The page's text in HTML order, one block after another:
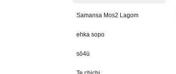
Samansa Mos2 Lagom
ehka sopo
sō4ū